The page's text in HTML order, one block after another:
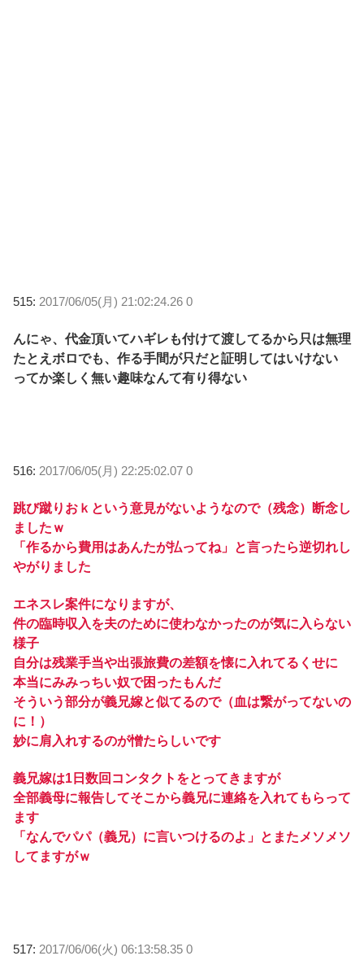
515: 2017/06/05(月) 21:02:24.26 0
んにゃ、代金頂いてハギレも付けて渡してるから只は無理
たとえボロでも、作る手間が只だと証明してはいけない
ってか楽しく無い趣味なんて有り得ない
516: 2017/06/05(月) 22:25:02.07 0
跳び蹴りおｋという意見がないようなので（残念）断念し
ましたｗ
「作るから費用はあんたが払ってね」と言ったら逆切れし
やがりました
エネスレ案件になりますが、
件の臨時収入を夫のために使わなかったのが気に入らない
様子
自分は残業手当や出張旅費の差額を懐に入れてるくせに
本当にみみっちい奴で困ったもんだ
そういう部分が義兄嫁と似てるので（血は繋がってないの
に！）
妙に肩入れするのが憎たらしいです
義兄嫁は1日数回コンタクトをとってきますが
全部義母に報告してそこから義兄に連絡を入れてもらって
ます
「なんでパパ（義兄）に言いつけるのよ」とまたメソメソ
してますがｗ
517: 2017/06/06(火) 06:13:58.35 0